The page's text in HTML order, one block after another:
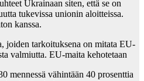
Ukrainaan siten, että se on
tukevissa unionin aloitteissa.
kanssa.
joiden tarkoituksena on mitata EU-
valmiutta. EU-maita kehotetaan
mennessä vähintään 40 prosenttia